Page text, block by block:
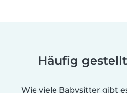
Häufig
Wie viele Babysitter gibt